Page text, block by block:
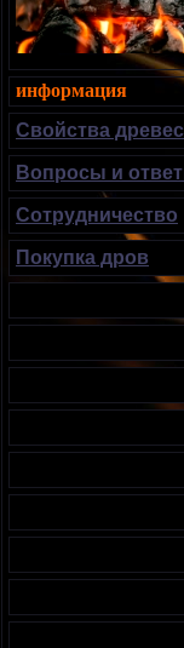
информация
Свойства
Вопросы и
Сотрудничество
Покупка дров